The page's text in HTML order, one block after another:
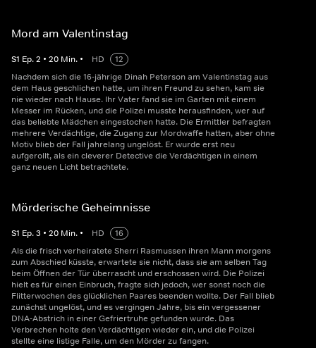
Mord am Valentinstag
S1 Ep.2 • 20 Min. • HD
12
Nachdem sich die 16-jährige Dinah Peterson am Valentinstag aus
dem Haus geschlichen hatte, um ihren Freund zu sehen, kam sie
nie wieder nach Hause. Ihr Vater fand sie im Garten mit einem
Messer im Rücken, und die Polizei musste herausfinden, wer auf
das beliebte Mädchen eingestochen hatte. Die Ermittler befragten
mehrere Verdächtige, die Zugang zur Mordwaffe hatten, aber ohne
Motiv blieb der Fall jahrelang ungelöst. Er wurde erst neu
aufgerollt, als ein cleverer Detective die Verdächtigen in einem
ganz neuen Licht betrachtete.
Mörderische Geheimnisse
S1 Ep.3 • 20 Min. • HD
16
Als die frisch verheiratete Sherri Rasmussen ihren Mann morgens
zum Abschied küsste, erwartete sie nicht, dass sie am selben Tag
beim Öffnen der Tür überrascht und erschossen wird. Die Polizei
hielt es für einen Einbruch, fragte sich jedoch, wer sonst noch die
Flitterwochen des glücklichen Paares beenden wollte. Der Fall blieb
zunächst ungelöst, und es vergingen Jahre, bis ein vergessener
DNA-Abstrich in einer Gefriertruhe gefunden wurde. Das
Verbrechen holte den Verdächtigen wieder ein, und die Polizei
stellte eine listige Falle, um den Mörder zu fangen.